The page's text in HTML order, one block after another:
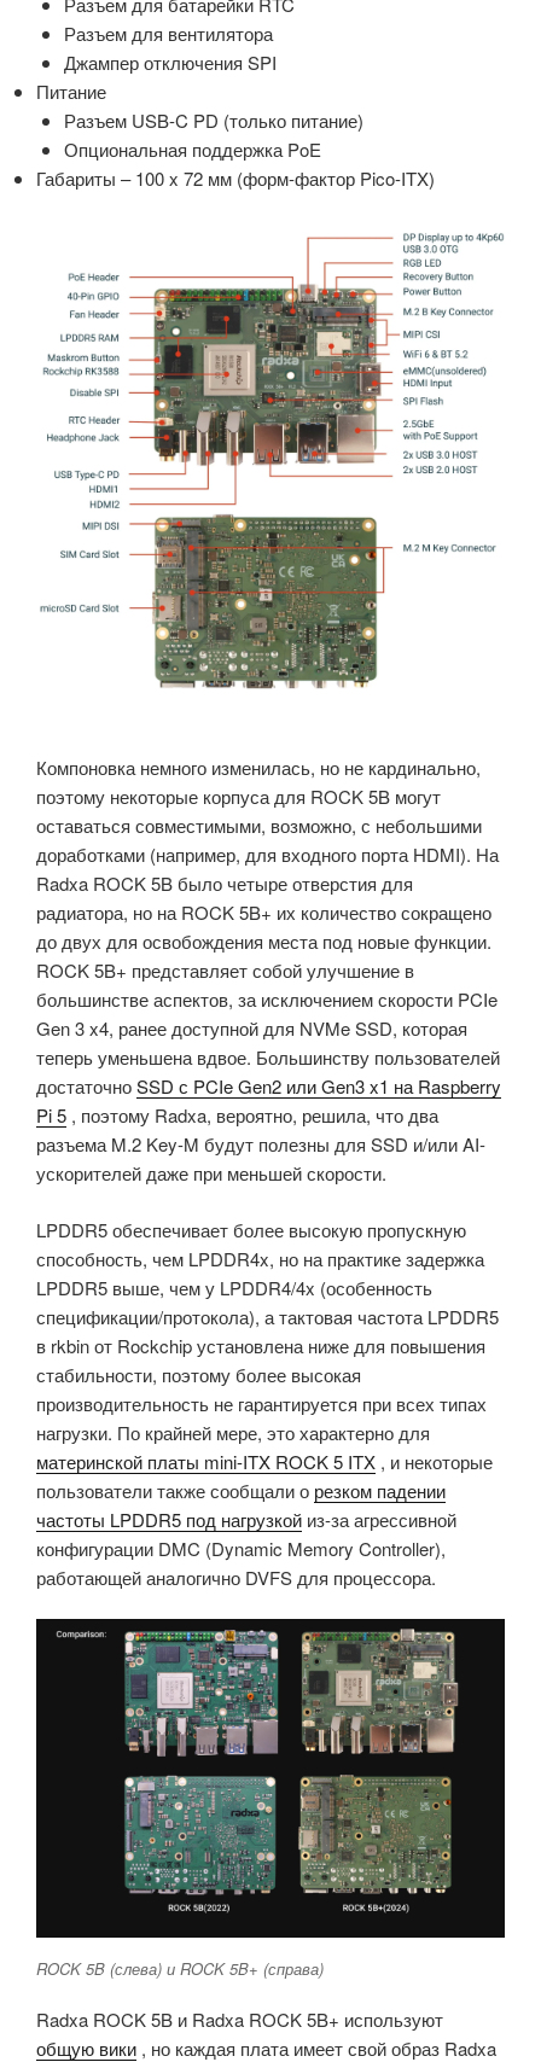
Разъем для вентилятора
Джампер отключения SPI
Питание
Разъем USB-C PD (только питание)
Опциональная поддержка PoE
Габариты – 100 x 72 мм (форм-фактор Pico-ITX)
Компоновка немного изменилась, но не кардинально,
поэтому некоторые корпуса для ROCK 5B могут
оставаться совместимыми, возможно, с небольшими
доработками (например, для входного порта HDMI). На
Radxa ROCK 5B было четыре отверстия для
радиатора, но на ROCK 5B+ их количество сокращено
до двух для освобождения места под новые функции.
ROCK 5B+ представляет собой улучшение в
большинстве аспектов, за исключением скорости PCIe
Gen 3 x4, ранее доступной для NVMe SSD, которая
теперь уменьшена вдвое. Большинству пользователей
достаточноSSD с PCIe Gen2 или Gen3 x1 на Raspberry
Pi 5 , поэтому Radxa, вероятно, решила, что два
разъема M.2 Key-M будут полезны для SSD и/или AI-
ускорителей даже при меньшей скорости.
LPDDR5 обеспечивает более высокую пропускную
способность, чем LPDDR4x, но на практике задержка
LPDDR5 выше, чем у LPDDR4/4x (особенность
спецификации/протокола), а тактовая частота LPDDR5
в rkbin от Rockchip установлена ниже для повышения
стабильности, поэтому более высокая
производительность не гарантируется при всех типах
нагрузки. По крайней мере, это характерно для
материнской платы mini-ITX ROCK 5 ITX , и некоторые
пользователи также сообщали о резком падении
частоты LPDDR5 под нагрузкой из-за агрессивной
конфигурации DMC (Dynamic Memory Controller),
работающей аналогично DVFS для процессора.
ROCK 5B (слева) и ROCK 5B+ (справа)
Radxa ROCK 5B и Radxa ROCK 5B+ используют
общую вики , но каждая плата имеет свой образ Radxa